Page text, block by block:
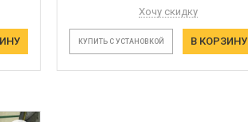
Хочу скидку
КУПИТЬ С УСТАНОВКОЙ В КОРЗИНУ